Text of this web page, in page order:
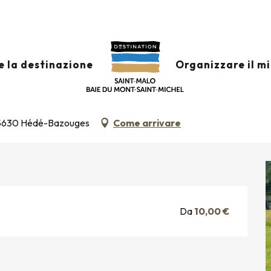
la destinazione Organizzare il
DES 11 ÉCLUSES
Hédé-Bazouges Come arrivare
Da 10,00 €